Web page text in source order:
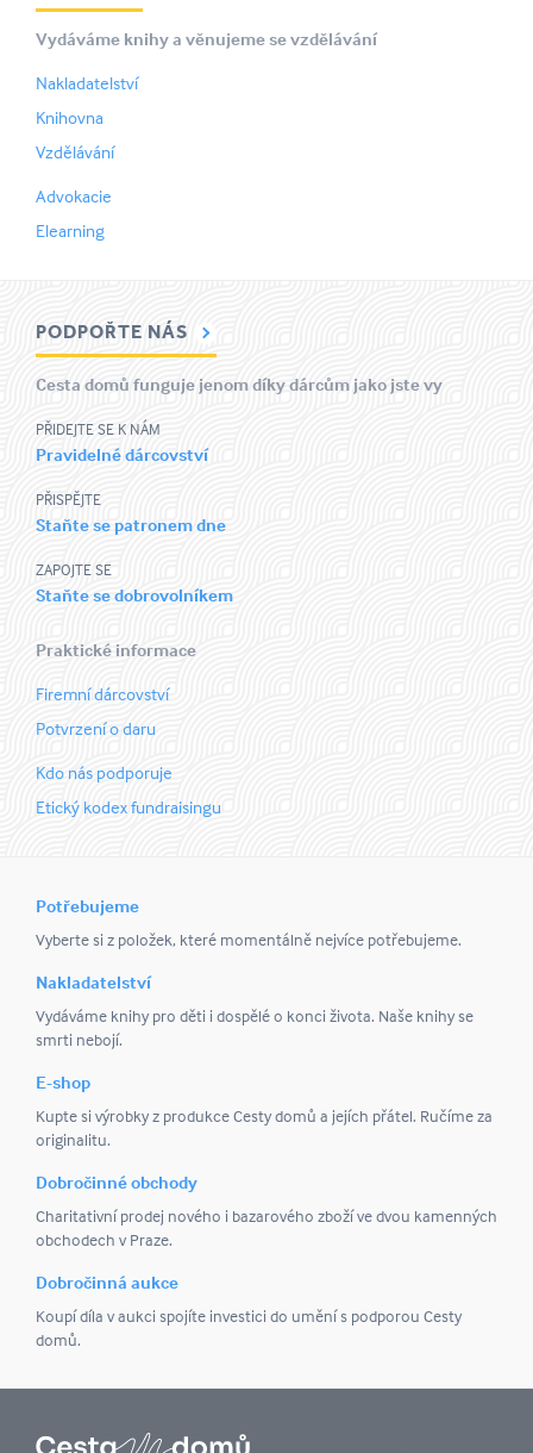
Vydáváme knihy a věnujeme se vzdělávání
Nakladatelství
Knihovna
Vzdělávání
Advokacie
Elearning
PODPOŘTE NÁS
Cesta domů funguje jenom díky dárcům jako jste vy
PŘIDEJTE SE K NÁM
Pravidelné dárcovství
PŘISPĚJTE
Staňte se patronem dne
ZAPOJTE SE
Staňte se dobrovolníkem
Praktické informace
Firemní dárcovství
Potvrzení o daru
Kdo nás podporuje
Etický kodex fundraisingu
Potřebujeme
Vyberte si z položek, které momentálně nejvíce potřebujeme.
Nakladatelství
Vydáváme knihy pro děti i dospělé o konci života. Naše knihy se
smrti nebojí.
E-shop
Kupte si výrobky z produkce Cesty domů a jejích přátel. Ručíme za
originalitu.
Dobročinné obchody
Charitativní prodej nového i bazarového zboží ve dvou kamenných
obchodech v Praze.
Dobročinná aukce
Koupí díla v aukci spojíte investici do umění s podporou Cesty
domů.